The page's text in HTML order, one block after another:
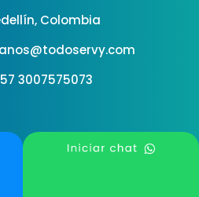
Colombia
3007575073